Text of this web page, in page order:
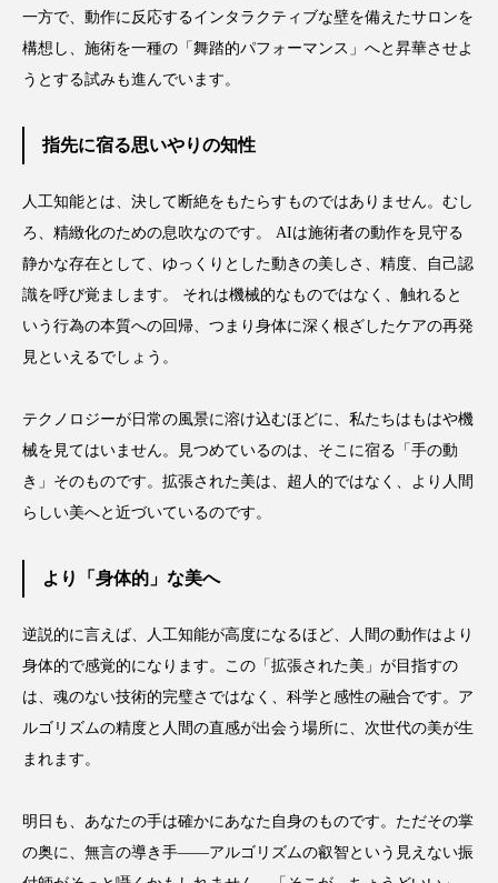
一方で、動作に反応するインタラクティブな壁を備えたサロンを
構想し、施術を一種の「舞踏的パフォーマンス」へと昇華させよ
うとする試みも進んでいます。
指先に宿る思いやりの知性
人工知能とは、決して断絶をもたらすものではありません。むし
ろ、精緻化のための息吹なのです。 AIは施術者の動作を見守る
静かな存在として、ゆっくりとした動きの美しさ、精度、自己認
識を呼び覚まします。 それは機械的なものではなく、触れると
いう行為の本質への回帰、つまり身体に深く根ざしたケアの再発
見といえるでしょう。
テクノロジーが日常の風景に溶け込むほどに、私たちはもはや機
械を見てはいません。見つめているのは、そこに宿る「手の動
き」そのものです。拡張された美は、超人的ではなく、より人間
らしい美へと近づいているのです。
より「身体的」な美へ
逆説的に言えば、人工知能が高度になるほど、人間の動作はより
身体的で感覚的になります。この「拡張された美」が目指すの
は、魂のない技術的完璧さではなく、科学と感性の融合です。ア
ルゴリズムの精度と人間の直感が出会う場所に、次世代の美が生
まれます。
明日も、あなたの手は確かにあなた自身のものです。ただその掌
の奥に、無言の導き手――アルゴリズムの叡智という見えない振